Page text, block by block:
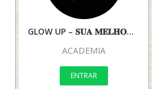
GLOW UP – 𝐒𝐔𝐀 𝐌𝐄𝐋𝐇𝐎𝐑 𝐕𝐄𝐑𝐒Ã𝐎
ACADEMIA
ENTRAR